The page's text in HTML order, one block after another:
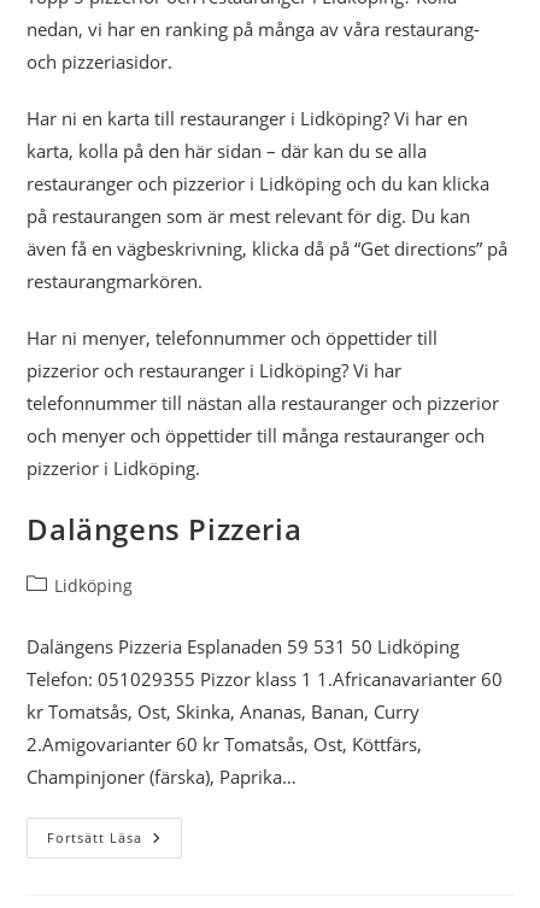
Högsjö Pizzeria
Diö Pizzeria & Kiosk
Restaurang Millennium
3,9/5
Restaurangen på
GLG Lysåsen
Leva BörMan
Park Alandia
Adventure Golf
Pizza Diablo
F.P. von KNORRING
nedan, vi har en ranking på många av våra restaurang-
och pizzeriasidor.
Har ni en karta till restauranger i Lidköping? Vi har en
karta, kolla på den här sidan – där kan du se alla
restauranger och pizzerior i Lidköping och du kan klicka
på restaurangen som är mest relevant för dig. Du kan
även få en vägbeskrivning, klicka då på “Get directions” på
restaurangmarkören.
Har ni menyer, telefonnummer och öppettider till
pizzerior och restauranger i Lidköping? Vi har
telefonnummer till nästan alla restauranger och pizzerior
och menyer och öppettider till många restauranger och
pizzerior i Lidköping.
Dalängens Pizzeria
Inläggskategori:
Lidköping
Dalängens Pizzeria Esplanaden 59 531 50 Lidköping
Telefon: 051029355 Pizzor klass 1 1.Africanavarianter 60
kr Tomatsås, Ost, Skinka, Ananas, Banan, Curry
2.Amigovarianter 60 kr Tomatsås, Ost, Köttfärs,
Champinjoner (färska), Paprika…
Fortsätt Läsa Dalängens
Pizzeria